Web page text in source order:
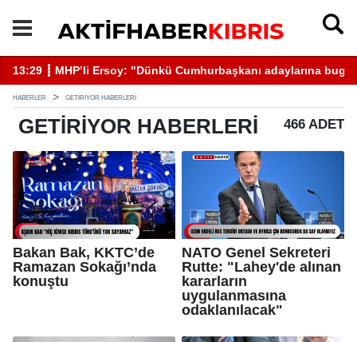
13:29 ┋ MHP’li Ersoy: "Dünkü Cumhurbaşkanı adaylarına
HABERLER GETIRIYOR HABERLERI
GETIRIYOR HABERLERI 466 ADET
Bakan Bak, KKTC’de
Ramazan Sokağı’nda
konuştu
NATO Genel Sekreteri
Rutte: "Lahey'de alınan
kararların
uygulanmasına
odaklanılacak"